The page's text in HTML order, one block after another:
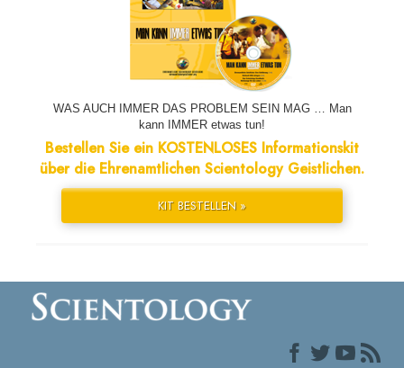
WAS AUCH IMMER DAS PROBLEM SEIN MAG … Man
kann IMMER etwas tun!
Bestellen Sie ein KOSTENLOSES Informationskit
über die Ehrenamtlichen Scientology Geistlichen.
KIT BESTELLEN »